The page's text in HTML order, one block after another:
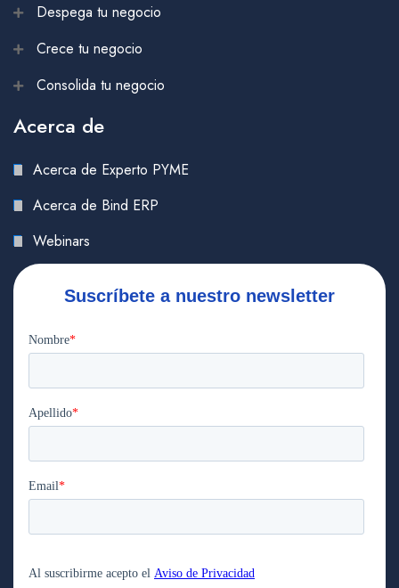
Despega tu negocio
Crece tu negocio
Consolida tu negocio
Acerca de
Acerca de Experto PYME
Acerca de Bind ERP
Webinars
Suscríbete a nuestro newsletter